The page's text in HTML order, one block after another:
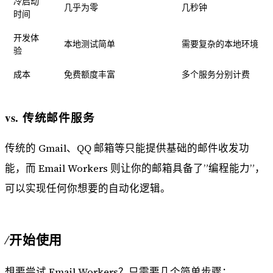
时间
几乎为零 几秒钟
开发体
验
本地测试简单 需要复杂的本地环境
成本 免费额度丰富 多个服务分别计费
vs. 传统邮件服务
传统的 Gmail、QQ 邮箱等只能提供基础的邮件收发功
能，而 Email Workers 则让你的邮箱具备了”编程能力”，
可以实现任何你想要的自动化逻辑。
开始使用